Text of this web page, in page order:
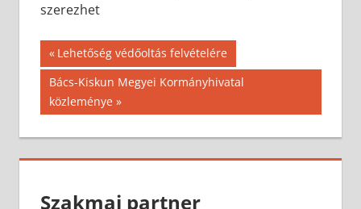
szerezhet
Bejegyzés
navigáció
Previous
Post:
Lehetőség védőoltás felvételére
Next
Post:
Bács-Kiskun Megyei Kormányhivatal
közleménye
Szakmai partner